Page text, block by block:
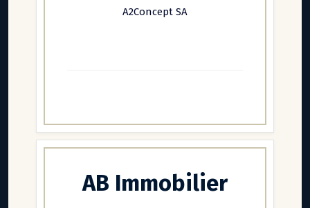
A2Concept SA
AB Immobilier